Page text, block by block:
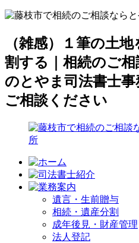
（雑感）１筆の土
割する｜相続のご
のとやま司法書士
ご相談ください
遺言・生前贈与
相続・遺産分割
成年後見・財産管理
法人登記